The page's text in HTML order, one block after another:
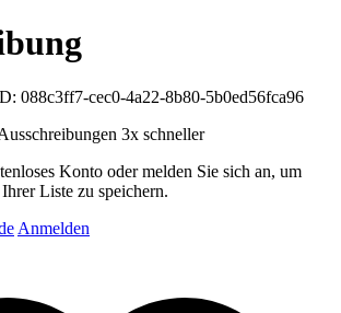
088c3ff7-cec0-4a22-8b80-5b0ed56fca96
3x schneller
Konto oder melden Sie sich an, um
Liste zu speichern.
Anmelden